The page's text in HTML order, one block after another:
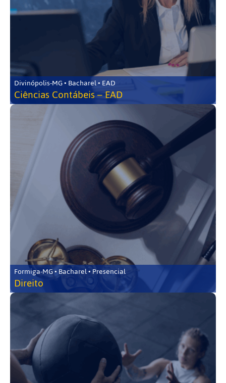
Divinópolis-MG • Bacharel • EAD
Ciências Contábeis – EAD
Formiga-MG • Bacharel • Presencial
Direito